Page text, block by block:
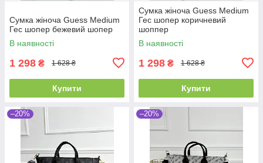
Сумка жіноча Guess Medium
Гес шопер бежевий шопер
В наявності
1 298 ₴ 1 628 ₴
Купити
Сумка жіноча Guess Medium
Гес шопер коричневий
шоппер
В наявності
1 298 ₴ 1 628 ₴
Купити
–20% –20%